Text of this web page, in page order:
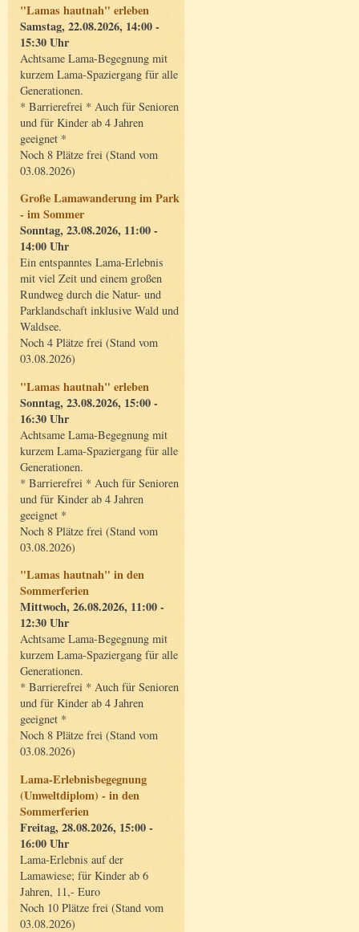
"Lamas hautnah" erleben
Samstag, 22.08.2026, 14:00 -
15:30 Uhr
Achtsame Lama-Begegnung mit
kurzem Lama-Spaziergang für alle
Generationen.
* Barrierefrei * Auch für Senioren
und für Kinder ab 4 Jahren
geeignet *
Noch 8 Plätze frei (Stand vom
03.08.2026)
Große Lamawanderung im Park
- im Sommer
Sonntag, 23.08.2026, 11:00 -
14:00 Uhr
Ein entspanntes Lama-Erlebnis
mit viel Zeit und einem großen
Rundweg durch die Natur- und
Parklandschaft inklusive Wald und
Waldsee.
Noch 4 Plätze frei (Stand vom
03.08.2026)
"Lamas hautnah" erleben
Sonntag, 23.08.2026, 15:00 -
16:30 Uhr
Achtsame Lama-Begegnung mit
kurzem Lama-Spaziergang für alle
Generationen.
* Barrierefrei * Auch für Senioren
und für Kinder ab 4 Jahren
geeignet *
Noch 8 Plätze frei (Stand vom
03.08.2026)
"Lamas hautnah" in den
Sommerferien
Mittwoch, 26.08.2026, 11:00 -
12:30 Uhr
Achtsame Lama-Begegnung mit
kurzem Lama-Spaziergang für alle
Generationen.
* Barrierefrei * Auch für Senioren
und für Kinder ab 4 Jahren
geeignet *
Noch 8 Plätze frei (Stand vom
03.08.2026)
Lama-Erlebnisbegegnung
(Umweltdiplom) - in den
Sommerferien
Freitag, 28.08.2026, 15:00 -
16:00 Uhr
Lama-Erlebnis auf der
Lamawiese; für Kinder ab 6
Jahren, 11,- Euro
Noch 10 Plätze frei (Stand vom
03.08.2026)